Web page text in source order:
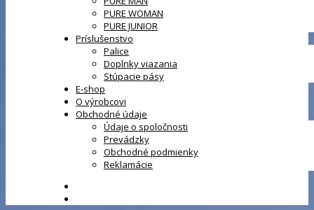
PURE WOMAN
PURE JUNIOR
Príslušenstvo
Palice
Doplnky viazania
Stúpacie pásy
E-shop
O výrobcovi
Obchodné údaje
Údaje o spoločnosti
Prevádzky
Obchodné podmienky
Reklamácie